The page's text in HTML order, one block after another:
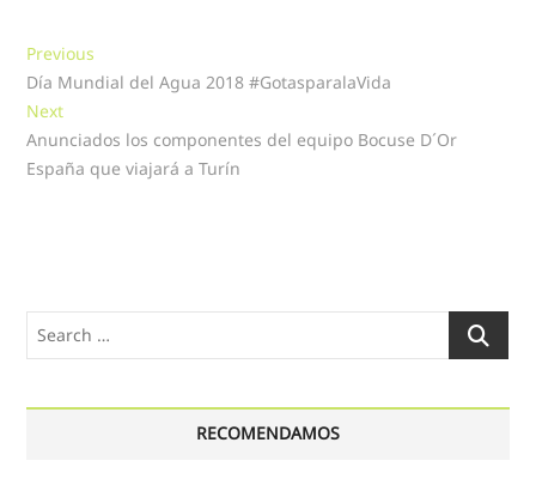
Navegación
de
entradas
Previous
post:
Día Mundial del Agua 2018 #GotasparalaVida
NextNext
post:
Anunciados los componentes del equipo Bocuse D´Or
España que viajará a Turín
Search
RECOMENDAMOS